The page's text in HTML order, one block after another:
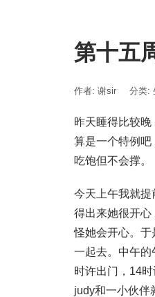
第十五
作者: 谢sir 分类:
昨天睡得比较
算是一个特例
吃饱但不会撑。
今天上午我就
得出来她很开
怪她会开心。
一起去。中午
时许出门，14
judy和一小伙伴